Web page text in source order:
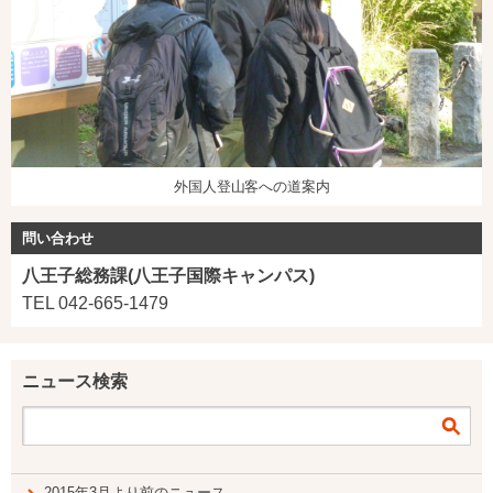
外国人登山客への道案内
問い合わせ
八王子総務課(八王子国際キャンパス)
TEL 042-665-1479
ニュース検索